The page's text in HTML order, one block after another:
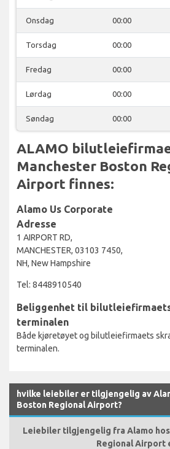
Onsdag 00:00
Torsdag 00:00
Fredag 00:00
Lørdag 00:00
Søndag 00:00
ALAMO
Manchester Boston
Airport finnes:
Alamo Us Corporate
Adresse
1 AIRPORT RD,
MANCHESTER, 03103 7450,
NH, New Hampshire
Tel: 8448910540
Beliggenhet til bilutleiefirmaets
terminalen
Både kjøretøyet og bilutleiefirmaets
terminalen.
hvilke leiebiler er tilgjengelig av
Boston Regional Airport?
Leiebiler tilgjengelig fra Alamo
Regional Airport